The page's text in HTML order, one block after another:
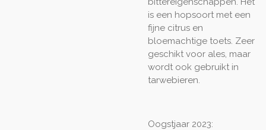
is een hopsoort met een
fijne citrus en
bloemachtige toets. Zeer
geschikt voor ales, maar
wordt ook gebruikt in
tarwebieren.
Oogstjaar 2023: